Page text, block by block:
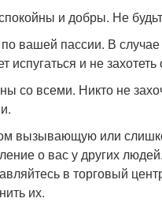
и добры. Не
вашей пассии. В
испугаться и не
со всеми. Никто не
вызывающую или
о вас у других
в торговый
их.